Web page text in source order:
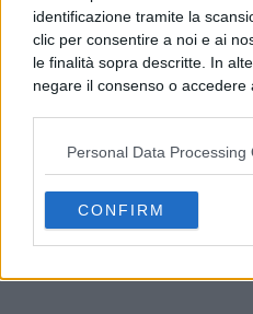
identificazione tramite la
clic per consentire a noi e ai
le finalità sopra descritte. In
negare il consenso o
possono non richiedere il tuo
opporti a tale trattamento. Le
preferenze in qualsiasi
consultando la nostra
Personal Data Processing
CONFIRM
Napoli, Ditto:
il 2027”